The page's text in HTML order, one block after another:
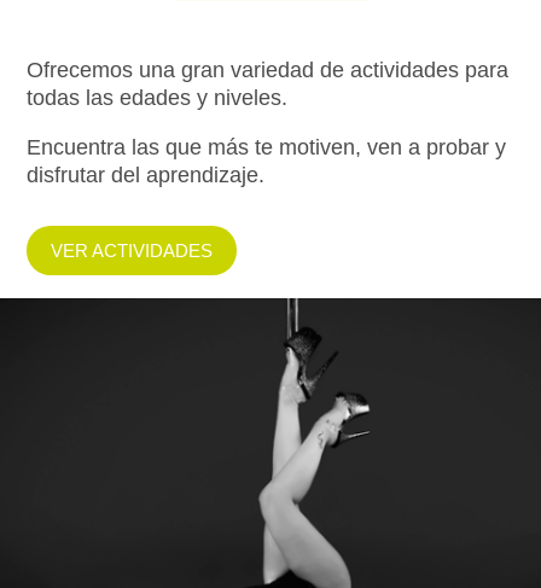
Ofrecemos una gran variedad de actividades para
todas las edades y niveles.
Encuentra las que más te motiven, ven a probar y
disfrutar del aprendizaje.
VER ACTIVIDADES